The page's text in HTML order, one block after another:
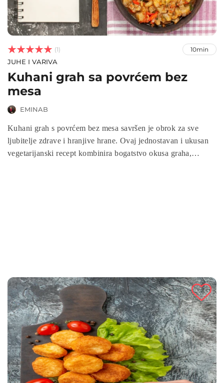


 (1) 10min
JUHE I VARIVA
Kuhani grah sa povrćem bez
mesa
EMINAB
Kuhani grah s povrćem bez mesa savršen je obrok za sve
ljubitelje zdrave i hranjive hrane. Ovaj jednostavan i ukusan
vegetarijanski recept kombinira bogatstvo okusa graha,